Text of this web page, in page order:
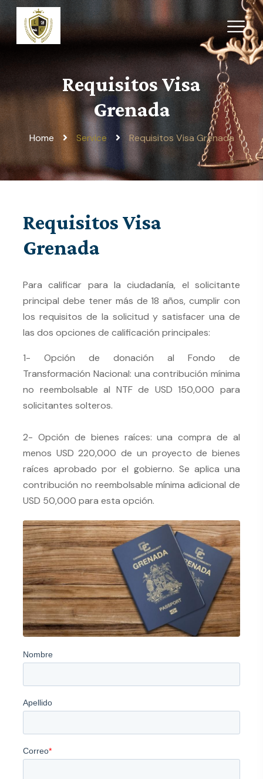
Requisitos Visa
Grenada
Home Service Requisitos Visa Grenada
Requisitos Visa
Grenada
Para calificar para la ciudadanía, el solicitante
principal debe tener más de 18 años, cumplir con
los requisitos de la solicitud y satisfacer una de
las dos opciones de calificación principales:
1- Opción de donación al Fondo de
Transformación Nacional: una contribución mínima
no reembolsable al NTF de USD 150,000 para
solicitantes solteros.
2- Opción de bienes raíces: una compra de al
menos USD 220,000 de un proyecto de bienes
raíces aprobado por el gobierno. Se aplica una
contribución no reembolsable mínima adicional de
USD 50,000 para esta opción.